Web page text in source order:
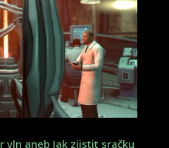
vln aneb Jak zjistit sračku